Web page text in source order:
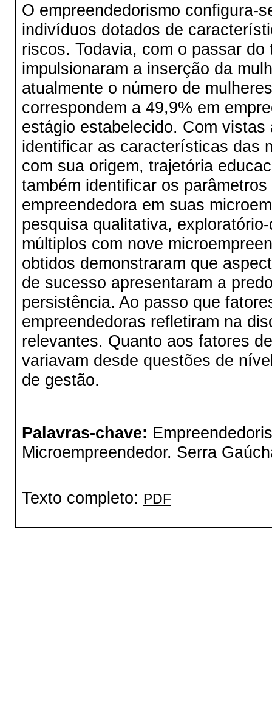
O empreendedorismo configura-
indivíduos dotados de
riscos. Todavia, com o passar
impulsionaram a inserção da
atualmente o número de
correspondem a 49,9% em
estágio estabelecido. Com
identificar as características das
com sua origem, trajetória
também identificar os
empreendedora em suas
pesquisa qualitativa,
múltiplos com nove
obtidos demonstraram que
de sucesso apresentaram a
persistência. Ao passo que
empreendedoras refletiram na
relevantes. Quanto aos fatores
variavam desde questões de
de gestão.
Palavras-chave:
Microempreendedor. Serra
Texto completo: PDF